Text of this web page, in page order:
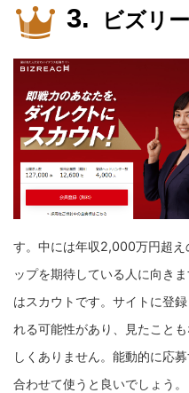
ビズリ
す。 中には年収2,000万円超え
ップを期待している人に向きま
はスカウトです。サイトに登
れる可能性があり、見たこと
しくありません。能動的に応
合わせて使うと良いでしょう。